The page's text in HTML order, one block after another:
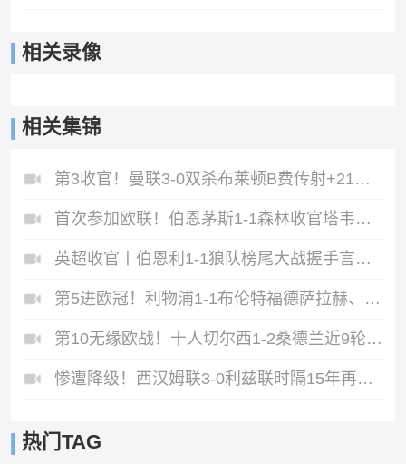
相关录像
相关集锦
第3收官！曼联3-0双杀布莱顿B费传射+21助破纪录独享英超助攻王
首次参加欧联！伯恩茅斯1-1森林收官塔韦尼耶救主怀特远射破门
英超收官丨伯恩利1-1狼队榜尾大战握手言和两队双双降入英冠
第5进欧冠！利物浦1-1布伦特福德萨拉赫、罗伯逊结束9年红军生涯
第10无缘欧战！十人切尔西1-2桑德兰近9轮仅1胜桑德兰第7进欧战
惨遭降级！西汉姆联3-0利兹联时隔15年再度降级至英冠
热门TAG